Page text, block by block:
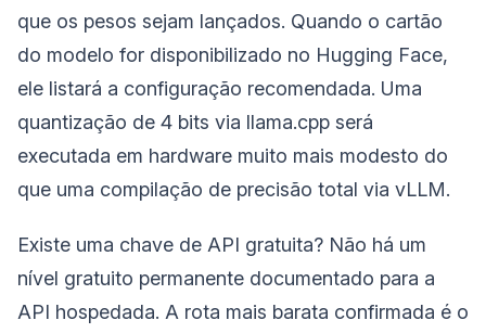
que os pesos sejam lançados. Quando o cartão
do modelo for disponibilizado no Hugging Face,
ele listará a configuração recomendada. Uma
quantização de 4 bits via llama.cpp será
executada em hardware muito mais modesto do
que uma compilação de precisão total via vLLM.
Existe uma chave de API gratuita? Não há um
nível gratuito permanente documentado para a
API hospedada. A rota mais barata confirmada é o